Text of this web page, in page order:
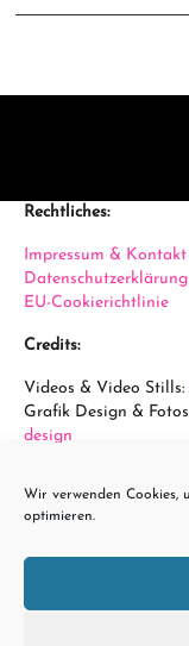
Wir verwenden Cookies,
optimieren.
Rechtliches:
Impressum & Kontakt
Datenschutzerklärung
EU-Cookierichtlinie
Credits:
Videos & Video Stills:
Grafik Design &
design